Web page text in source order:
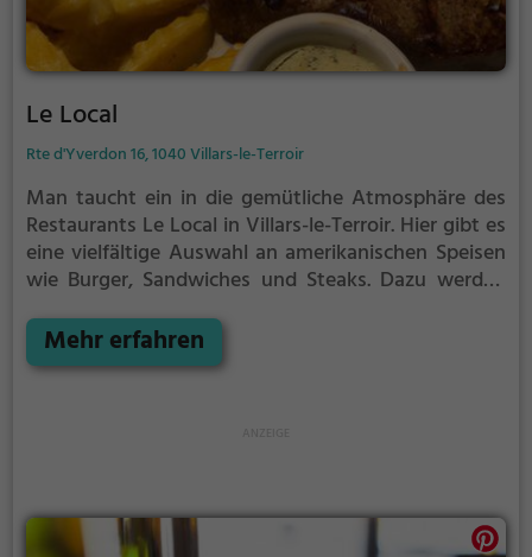
Le Local
Rte d'Yverdon 16, 1040 Villars-le-Terroir
Man taucht ein in die gemütliche Atmosphäre des
Restaurants Le Local in Villars-le-Terroir. Hier gibt es
eine vielfältige Auswahl an amerikanischen Speisen
wie Burger, Sandwiches und Steaks. Dazu werden
Bier über Wein bis hin zu leckeren Cocktails. Auch
Vegetarier kommen hier auf ihre Kosten, mit einer
Mehr erfahren